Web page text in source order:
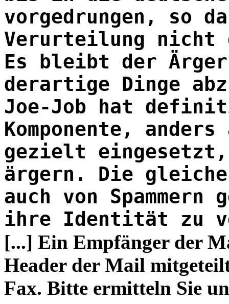
vorgedrungen, so
Verurteilung nicht
Es bleibt der Ärger
derartige Dinge
Joe-Job hat
Komponente,
gezielt eingesetzt,
ärgern. Die
auch von
ihre Identität zu
[...] Ein Empfänger der
Header der Mail
Fax. Bitte ermitteln Sie